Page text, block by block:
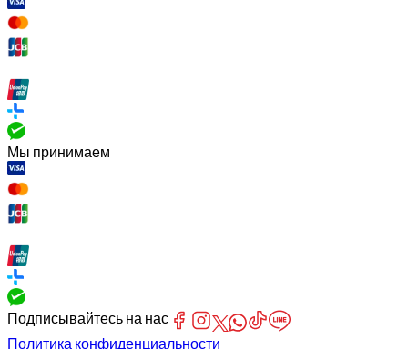
Мы принимаем
Подписывайтесь на нас
Политика конфиденциальности